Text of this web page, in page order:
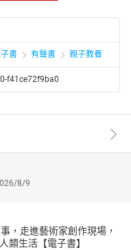
漠上飞起风筝》3部。曾作
育报》《教书育人》杂
讯》《特色教育探索》上
中国”节目中播送，节目长
牢固树立社会主义荣辱观
書 有聲書 親子教養
f41ce72f9ba0
8/9
，走進藝術家創作現場，
類生活【電子書】